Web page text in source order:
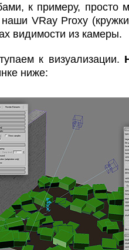
к примеру, просто
VRay Proxy
видимости из камеры.
к визуализации.
ниже: